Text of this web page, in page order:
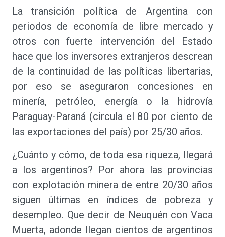
La transición política de Argentina con
periodos de economía de libre mercado y
otros con fuerte intervención del Estado
hace que los inversores extranjeros descrean
de la continuidad de las políticas libertarias,
por eso se aseguraron concesiones en
minería, petróleo, energía o la hidrovía
Paraguay-Paraná (circula el 80 por ciento de
las exportaciones del país) por 25/30 años.
¿Cuánto y cómo, de toda esa riqueza, llegará
a los argentinos? Por ahora las provincias
con explotación minera de entre 20/30 años
siguen últimas en índices de pobreza y
desempleo. Que decir de Neuquén con Vaca
Muerta, adonde llegan cientos de argentinos